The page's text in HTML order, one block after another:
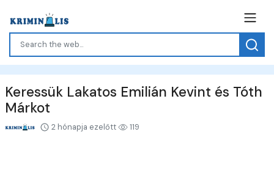
Keressük Lakatos Emilián Kevint és Tóth
Márkot
2 hónapja ezelőtt 119